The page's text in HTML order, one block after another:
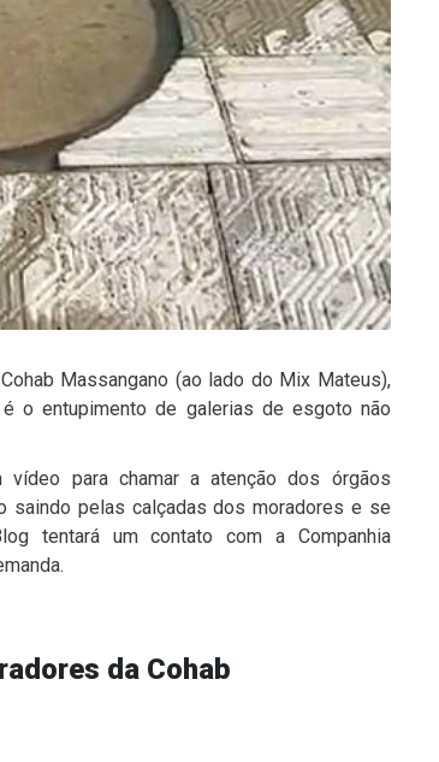
Massangano (ao lado do Mix Mateus),
o entupimento de galerias de esgoto não
para chamar a atenção dos órgãos
saindo pelas calçadas dos moradores e se
tentará um contato com a Companhia
da Cohab